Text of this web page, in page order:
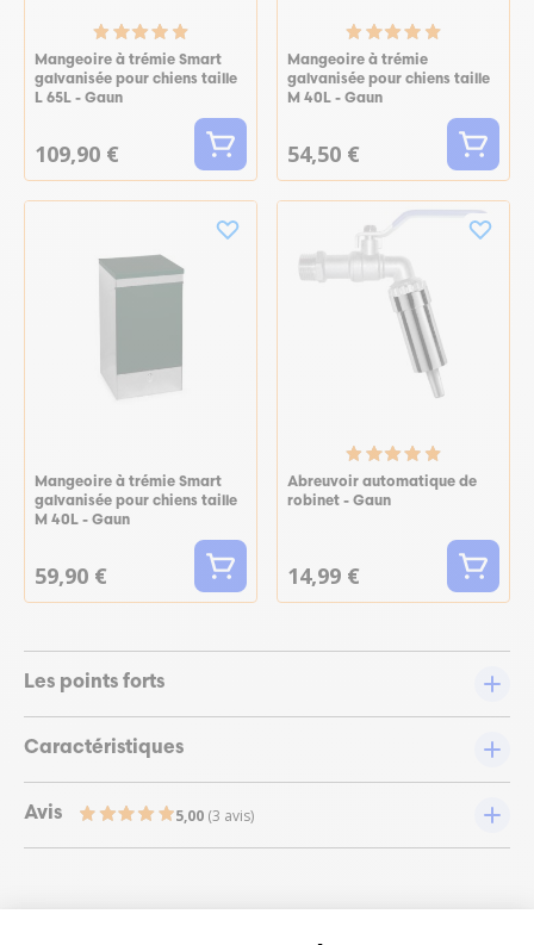
Mangeoire à trémie Smart
galvanisée pour chiens taille
L 65L - Gaun
109,90 €
Mangeoire à trémie
galvanisée pour chiens taille
M 40L - Gaun
54,50 €
Mangeoire à trémie Smart
galvanisée pour chiens taille
M 40L - Gaun
59,90 €
Abreuvoir automatique de
robinet - Gaun
14,99 €
Les points forts
Caractéristiques
Avis 5,00 (3 avis)